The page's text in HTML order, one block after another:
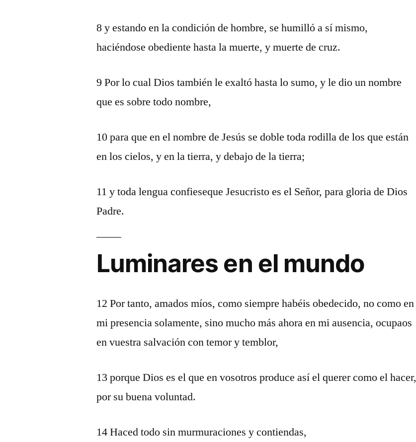
8 y estando en la condición de hombre, se humilló a sí mismo,
haciéndose obediente hasta la muerte, y muerte de cruz.
9 Por lo cual Dios también le exaltó hasta lo sumo, y le dio un nombre
que es sobre todo nombre,
10 para que en el nombre de Jesús se doble toda rodilla de los que están
en los cielos, y en la tierra, y debajo de la tierra;
11 y toda lengua confieseque Jesucristo es el Señor, para gloria de Dios
Padre.
Luminares en el mundo
12 Por tanto, amados míos, como siempre habéis obedecido, no como en
mi presencia solamente, sino mucho más ahora en mi ausencia, ocupaos
en vuestra salvación con temor y temblor,
13 porque Dios es el que en vosotros produce así el querer como el hacer,
por su buena voluntad.
14 Haced todo sin murmuraciones y contiendas,